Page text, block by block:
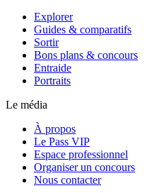
Explorer
Guides & comparatifs
Sortir
Bons plans & concours
Entraide
Portraits
Le média
À propos
Le Pass VIP
Espace professionnel
Organiser un concours
Nous contacter